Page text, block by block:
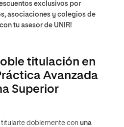
exclusivos por
asociaciones y colegios de
tu asesor de UNIR!
titulación en
Avanzada
Superior
titularte doblemente con una